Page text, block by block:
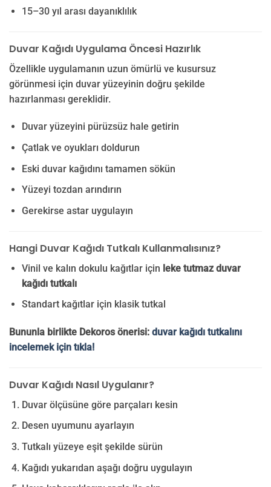
15–30 yıl arası dayanıklılık
Duvar Kağıdı Uygulama Öncesi Hazırlık
Özellikle uygulamanın uzun ömürlü ve kusursuz
görünmesi için duvar yüzeyinin doğru şekilde
hazırlanması gereklidir.
Duvar yüzeyini pürüzsüz hale getirin
Çatlak ve oyukları doldurun
Eski duvar kağıdını tamamen sökün
Yüzeyi tozdan arındırın
Gerekirse astar uygulayın
Hangi Duvar Kağıdı Tutkalı Kullanmalısınız?
Vinil ve kalın dokulu kağıtlar için leke tutmaz duvar
kağıdı tutkalı
Standart kağıtlar için klasik tutkal
Bununla birlikte Dekoros önerisi: duvar kağıdı tutkalını
incelemek için tıkla!
Duvar Kağıdı Nasıl Uygulanır?
Duvar ölçüsüne göre parçaları kesin
Desen uyumunu ayarlayın
Tutkalı yüzeye eşit şekilde sürün
Kağıdı yukarıdan aşağı doğru uygulayın